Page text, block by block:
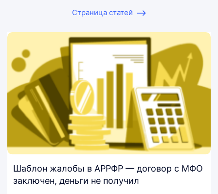
Страница статей
Шаблон жалобы в АРРФР — договор с МФО
заключен, деньги не получил